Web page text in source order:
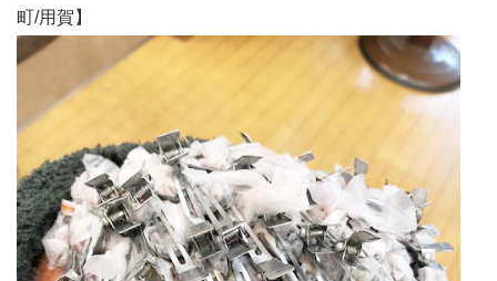
町/用賀】